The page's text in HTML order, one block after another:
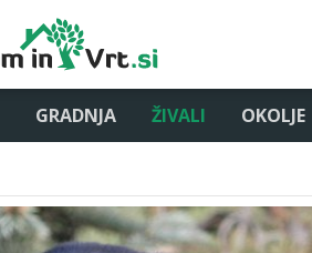
GRADNJA ŽIVALI OKOLJE